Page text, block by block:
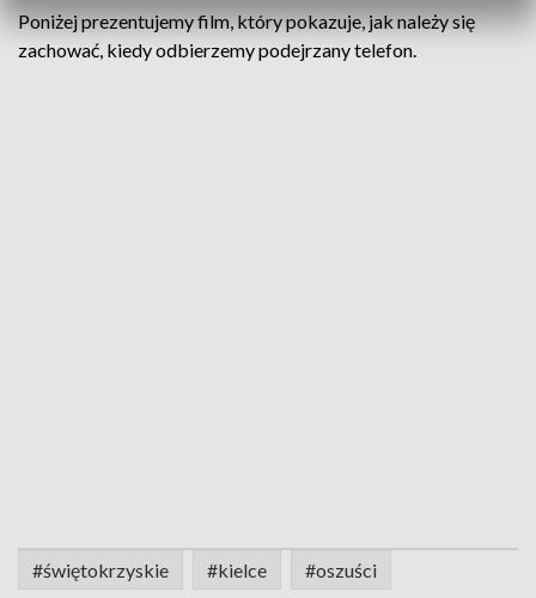
Poniżej prezentujemy film, który pokazuje, jak należy się
zachować, kiedy odbierzemy podejrzany telefon.
#świętokrzyskie #kielce #oszuści